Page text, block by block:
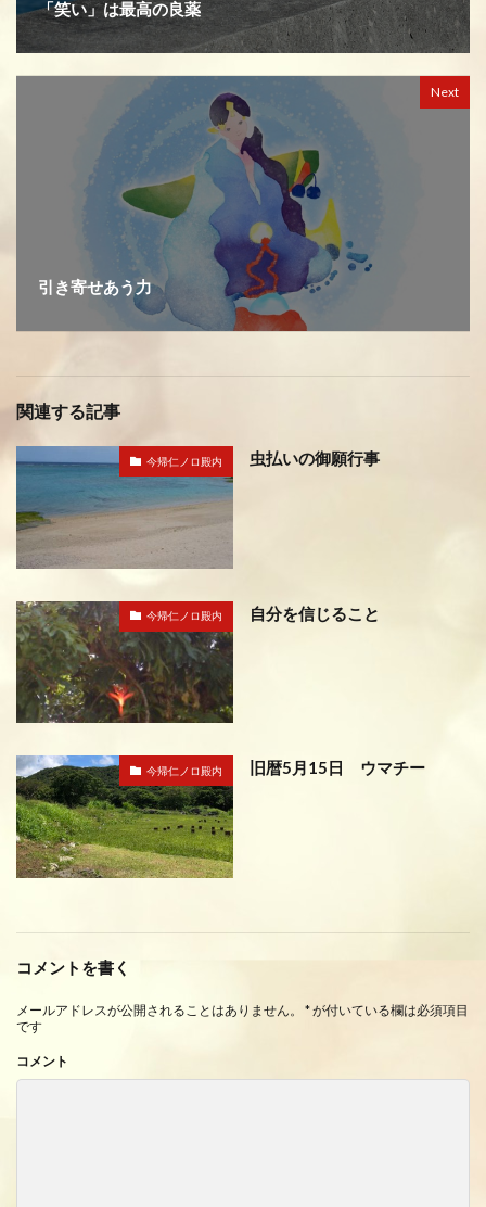
「笑い」は最高の良薬
Next
引き寄せあう力
関連する記事
今帰仁ノロ殿内 虫払いの御願行事
今帰仁ノロ殿内 自分を信じること
今帰仁ノロ殿内 旧暦5月15日 ウマチー
コメントを書く
メールアドレスが公開されることはありません。 *が付いている欄は必須項目
です
コメント